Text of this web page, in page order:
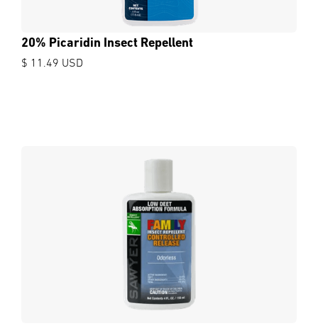
20% Picaridin Insect Repellent
$ 11.49 USD